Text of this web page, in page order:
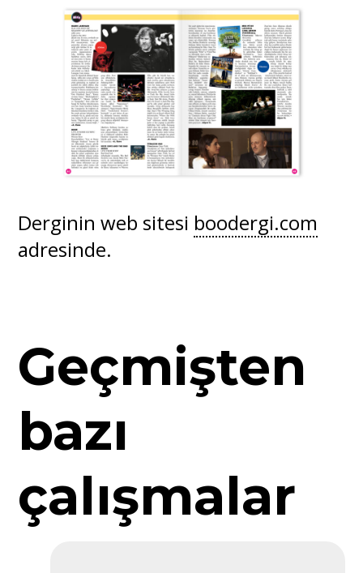
Derginin web sitesi boodergi.com
adresinde.
Geçmişten
bazı
çalışmalar